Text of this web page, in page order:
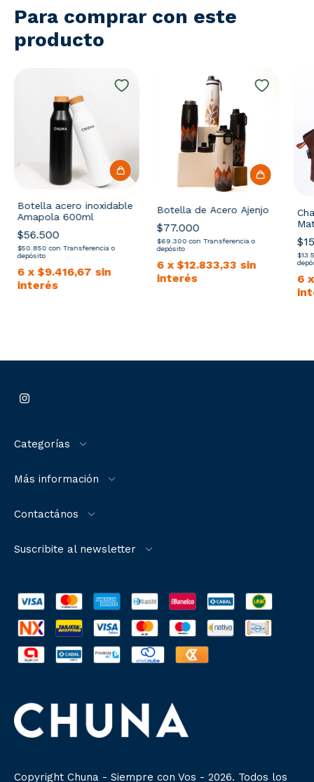
Para comprar con este
producto
Botella acero inoxidable
Amapola 600ml
$56.500
$50.850con Transferencia o
depósito
6 x$9.416,67 sin
interés
Botella de Acero Ajenjo
$77.000
$69.300con Transferencia o
depósito
6 x$12.833,33 sin
interés
6
Categorías
Más información
Contactános
Suscribite al newsletter
Copyright Chuna - Siempre con Vos - 2026. Todos los